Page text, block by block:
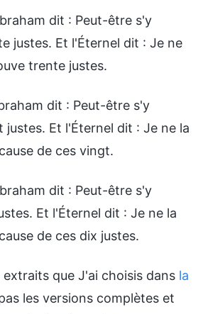
dit : Peut-être s'y
justes. Et l'Éternel dit : Je ne
trente justes.
dit : Peut-être s'y
Et l'Éternel dit : Je ne la
de ces vingt.
dit : Peut-être s'y
Et l'Éternel dit : Je ne la
de ces dix justes.
extraits que J'ai choisis dans la
les versions complètes et